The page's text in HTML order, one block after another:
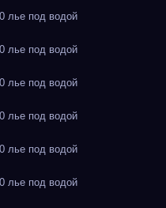
под водой
под водой
под водой
под водой
под водой
под водой